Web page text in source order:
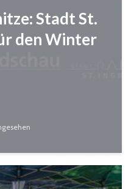
Stadt St.
den Winter